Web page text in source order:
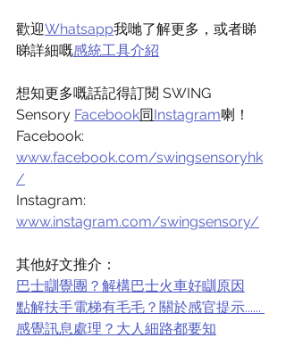
歡迎Whatsapp我哋了解更多，或者睇
睇詳細嘅感統工具介紹
想知更多嘅話記得訂閱 SWING
Sensory Facebook同Instagram喇！
Facebook:
www.facebook.com/swingsensoryhk
/
Instagram:
www.instagram.com/swingsensory/
其他好文推介：
巴士瞓覺團？解構巴士火車好瞓原因
點解扶手電梯有毛毛？關於感官提示......
感覺訊息處理？大人細路都要知